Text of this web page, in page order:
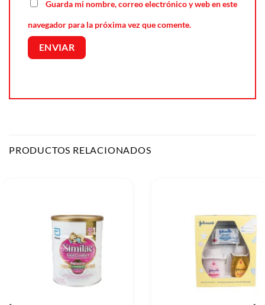
Guarda mi nombre, correo electrónico y web en este
navegador para la próxima vez que comente.
PRODUCTOS RELACIONADOS